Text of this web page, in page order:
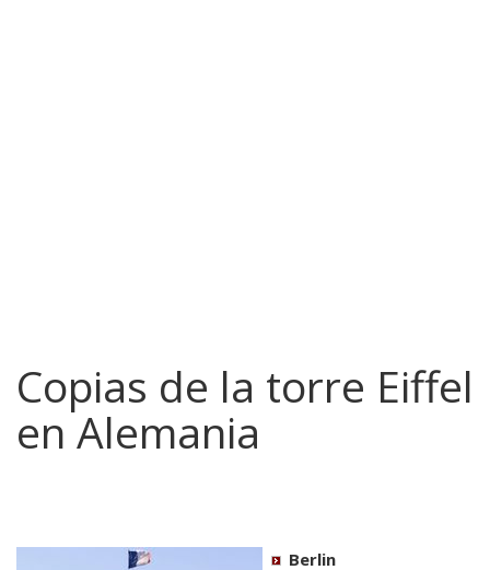
Copias de la torre Eiffel
en Alemania
Berlin